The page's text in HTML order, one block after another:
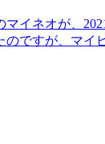
イネオが、
ですが、マイ